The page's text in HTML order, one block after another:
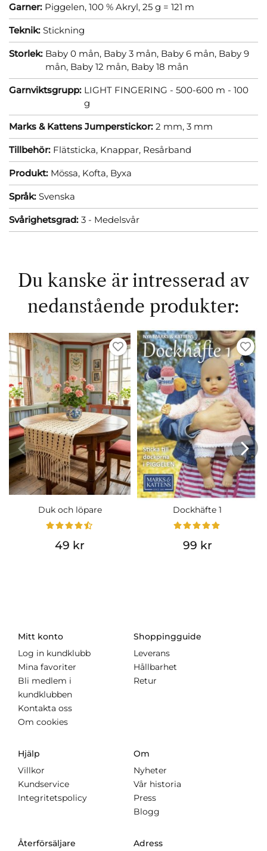
Garner: Piggelen, 100 % Akryl, 25 g = 121 m
Teknik: Stickning
Storlek: Baby 0 mån, Baby 3 mån, Baby 6 mån, Baby 9
mån, Baby 12 mån, Baby 18 mån
Garnviktsgrupp: LIGHT FINGERING - 500-600 m - 100
g
Marks & Kattens Jumperstickor: 2 mm, 3 mm
Tillbehör: Flätsticka, Knappar, Resårband
Produkt: Mössa, Kofta, Byxa
Språk: Svenska
Svårighetsgrad: 3 - Medelsvår
Du kanske är intresserad av
nedanstående produkter:
Duk och löpare
49 kr
Dockhäfte 1
99 kr
Mitt konto
Log in kundklubb
Mina favoriter
Bli medlem i
kundklubben
Kontakta oss
Om cookies
Shoppingguide
Leverans
Hållbarhet
Retur
Hjälp
Villkor
Kundservice
Integritetspolicy
Om
Nyheter
Vår historia
Press
Blogg
Återförsäljare Adress